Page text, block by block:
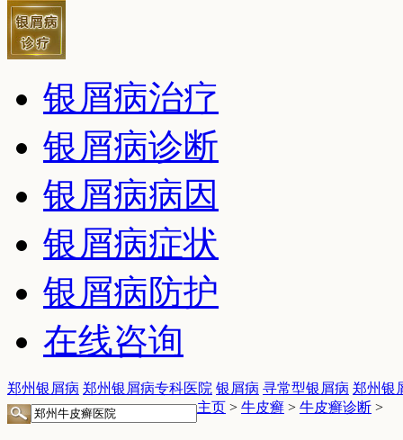
银屑病治疗
银屑病诊断
银屑病病因
银屑病症状
银屑病防护
在线咨询
郑州银屑病 郑州银屑病专科医院 银屑病 寻常型银屑病 郑州银
主页 > 牛皮癣 > 牛皮癣诊断 >